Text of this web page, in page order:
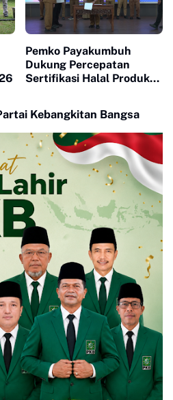
Pemko Payakumbuh
Dukung Percepatan
Sertifikasi Halal Produk
Kebangkitan Bangsa